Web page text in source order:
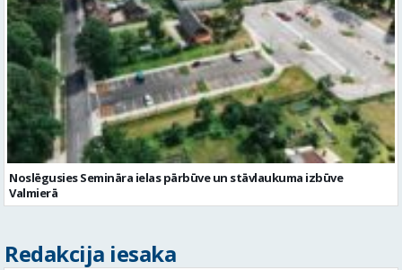
Noslēgusies Semināra ielas pārbūve un stāvlaukuma izbūve
Valmierā
Redakcija iesaka